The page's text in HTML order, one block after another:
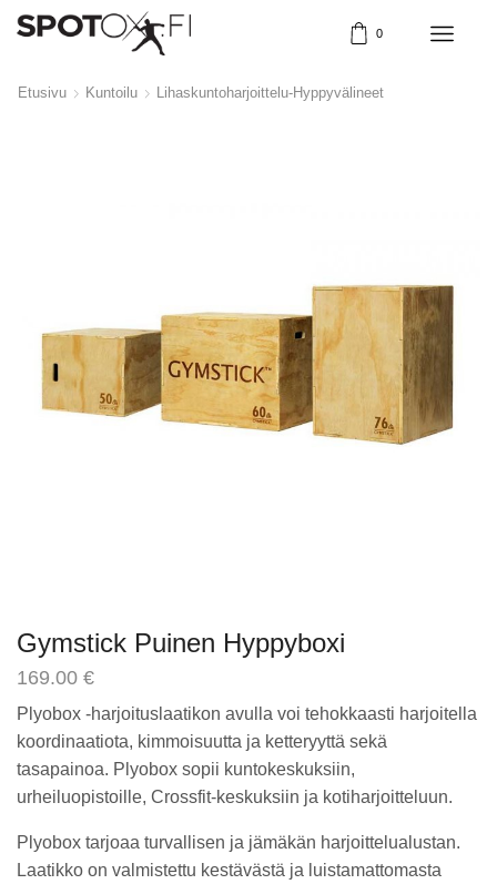
0
Etusivu Kuntoilu Lihaskuntoharjoittelu-Hyppyvälineet
Gymstick Puinen Hyppyboxi
169.00 €
Plyobox -harjoituslaatikon avulla voi tehokkaasti harjoitella
koordinaatiota, kimmoisuutta ja ketteryyttä sekä
tasapainoa. Plyobox sopii kuntokeskuksiin,
urheiluopistoille, Crossfit-keskuksiin ja kotiharjoitteluun.
Plyobox tarjoaa turvallisen ja jämäkän harjoittelualustan.
Laatikko on valmistettu kestävästä ja luistamattomasta